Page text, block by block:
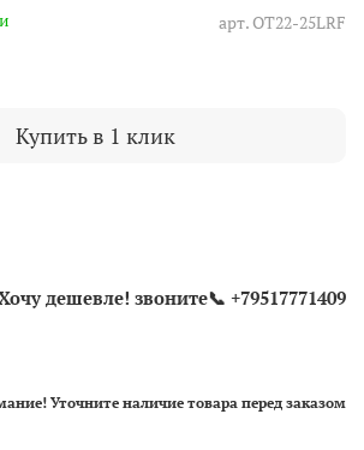
арт.OT22-25LRF
Купить в 1 клик
дешевле! звоните📞 +79517771409
Уточните наличие товара перед заказом